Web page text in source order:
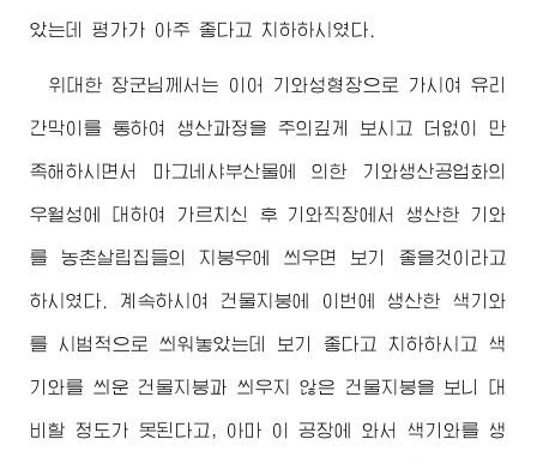
았는데 평가가 아주 좋다고 치하하시였다.
위대한 장군님께서는 이어 기와성형장으로 가시여 유리
간막이를 통하여 생산과정을 주의깊게 보시고 더없이 만
족해하시면서 마그네샤부산물에 의한 기와생산공업화의
우월성에 대하여 가르치신 후 기와직장에서 생산한 기와
를 농촌살립집들의 지붕우에 씌우면 보기 좋을것이라고
하시였다. 계속하시여 건물지붕에 이번에 생산한 색기와
를 시범적으로 씌워놓았는데 보기 좋다고 치하하시고 색
기와를 씌운 건물지붕과 씌우지 않은 건물지붕을 보니 대
비할 정도가 못된다고, 아마 이 공장에 와서 색기와를 생